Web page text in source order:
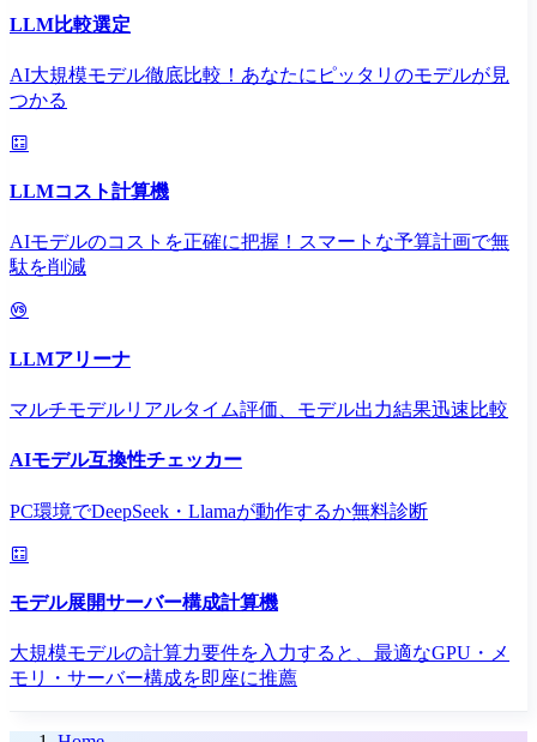
LLM比較選定
AI大規模モデル徹底比較！あなたにピッタリのモデルが見
つかる
LLMコスト計算機
AIモデルのコストを正確に把握！スマートな予算計画で無
駄を削減
LLMアリーナ
マルチモデルリアルタイム評価、モデル出力結果迅速比較
AIモデル互換性チェッカー
PC環境でDeepSeek・Llamaが動作するか無料診断
モデル展開サーバー構成計算機
大規模モデルの計算力要件を入力すると、最適なGPU・メ
モリ・サーバー構成を即座に推薦